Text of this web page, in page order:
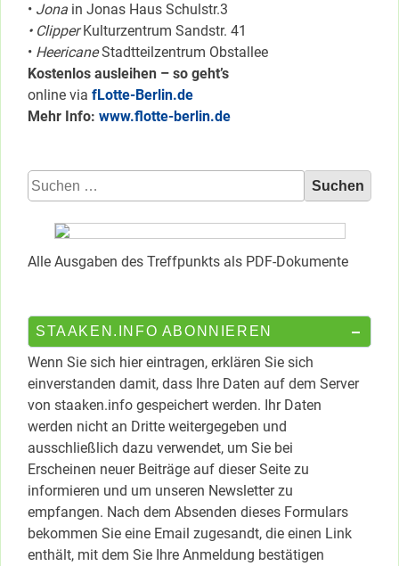
• Jona in Jonas Haus Schulstr.3
• ClipperKulturzentrum Sandstr. 41
• HeericaneStadtteilzentrum Obstallee
Kostenlos ausleihen – so geht’s
online via fLotte-Berlin.de
Mehr Info: www.flotte-berlin.de
Suchen
nach:
Alle Ausgaben des Treffpunkts als PDF-Dokumente
STAAKEN.INFO ABONNIEREN
Wenn Sie sich hier eintragen, erklären Sie sich
einverstanden damit, dass Ihre Daten auf dem Server
von staaken.info gespeichert werden. Ihr Daten
werden nicht an Dritte weitergegeben und
ausschließlich dazu verwendet, um Sie bei
Erscheinen neuer Beiträge auf dieser Seite zu
informieren und um unseren Newsletter zu
empfangen. Nach dem Absenden dieses Formulars
bekommen Sie eine Email zugesandt, die einen Link
enthält, mit dem Sie Ihre Anmeldung bestätigen